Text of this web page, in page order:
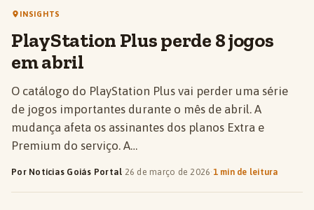
INSIGHTS
PlayStation Plus perde 8 jogos
em abril
O catálogo do PlayStation Plus vai perder uma série
de jogos importantes durante o mês de abril. A
mudança afeta os assinantes dos planos Extra e
Premium do serviço. A…
Por Notícias Goiás Portal·26 de março de 2026·1 min de leitura